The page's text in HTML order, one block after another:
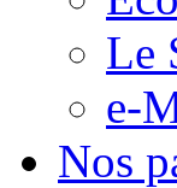
Le
e-
Nos